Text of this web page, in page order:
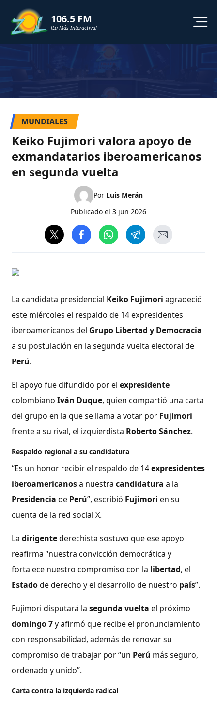
106.5 FM
!La Más Interactiva!
SHORTS
PODCAST
MUNDIALES
Keiko Fujimori valora apoyo de
exmandatarios iberoamericanos
en segunda vuelta
Por Luis Merán
Publicado el 3 jun 2026
La candidata presidencial Keiko Fujimori agradeció
este miércoles el respaldo de 14 expresidentes
iberoamericanos del Grupo Libertad y Democracia
a su postulación en la segunda vuelta electoral de
Perú.
El apoyo fue difundido por el expresidente
colombiano Iván Duque, quien compartió una carta
del grupo en la que se llama a votar por Fujimori
frente a su rival, el izquierdista Roberto Sánchez.
Respaldo regional a su candidatura
“Es un honor recibir el respaldo de 14expresidentes
iberoamericanosa nuestra candidatura a la
Presidencia de Perú”, escribió Fujimori en su
cuenta de la red social X.
La dirigentederechista sostuvo que ese apoyo
reafirma “nuestra convicción democrática y
fortalece nuestro compromiso con la libertad, el
Estadode derecho y el desarrollo de nuestro país”.
Fujimori disputará la segunda vuelta el próximo
domingo 7y afirmó que recibe el pronunciamiento
con responsabilidad, además de renovar su
compromiso de trabajar por “un Perú más seguro,
ordenado y unido”.
Carta contra la izquierda radical